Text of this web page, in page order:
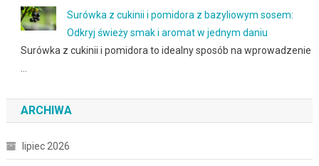
Surówka z cukinii i pomidora z bazyliowym sosem:
Odkryj świeży smak i aromat w jednym daniu
Surówka z cukinii i pomidora to idealny sposób na wprowadzenie
…
ARCHIWA
lipiec 2026